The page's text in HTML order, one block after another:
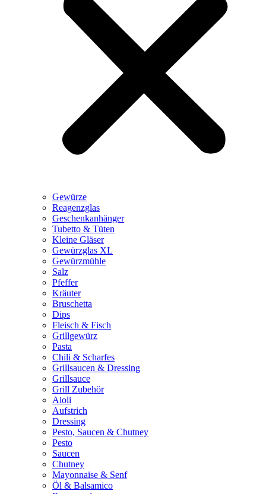
Gewürze
Reagenzglas
Geschenkanhänger
Tubetto & Tüten
Kleine Gläser
Gewürzglas XL
Gewürzmühle
Salz
Pfeffer
Kräuter
Bruschetta
Dips
Fleisch & Fisch
Grillgewürz
Pasta
Chili & Scharfes
Grillsaucen & Dressing
Grillsauce
Grill Zubehör
Aioli
Aufstrich
Dressing
Pesto, Saucen & Chutney
Pesto
Saucen
Chutney
Mayonnaise & Senf
Öl & Balsamico